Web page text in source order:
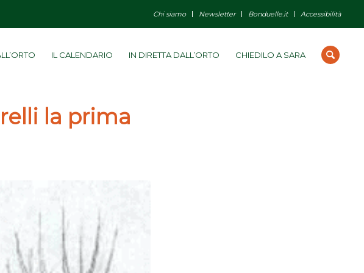
Chi siamo Newsletter Bonduelle.it Accessibilità
IL CALENDARIO IN DIRETTA DALL’ORTO CHIEDILO A SARA
la prima